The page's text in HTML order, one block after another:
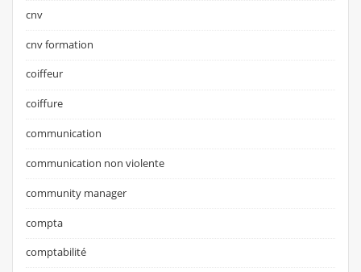
cnv
cnv formation
coiffeur
coiffure
communication
communication non violente
community manager
compta
comptabilité